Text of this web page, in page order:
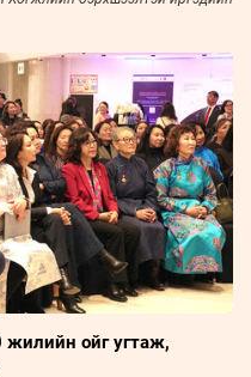
жилийн ойг угтаж,